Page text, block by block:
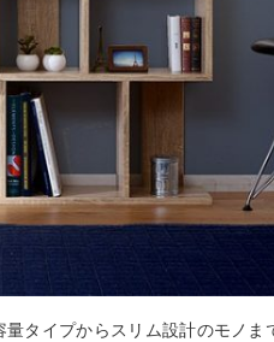
タイプからスリム設計のモノま